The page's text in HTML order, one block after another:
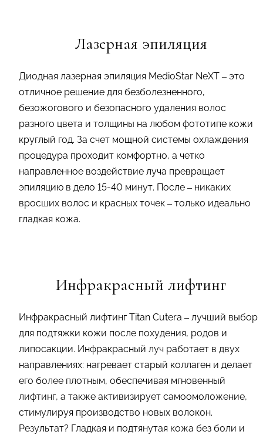
Лазерная эпиляция
Диодная лазерная эпиляция MedioStar NeXT – это
отличное решение для безболезненного,
безожогового и безопасного удаления волос
разного цвета и толщины на любом фототипе кожи
круглый год. За счет мощной системы охлаждения
процедура проходит комфортно, а четко
направленное воздействие луча превращает
эпиляцию в дело 15-40 минут. После – никаких
вросших волос и красных точек – только идеально
гладкая кожа.
Инфракрасный лифтинг
Инфракрасный лифтинг Titan Cutera – лучший выбор
для подтяжки кожи после похудения, родов и
липосакции. Инфракрасный луч работает в двух
направлениях: нагревает старый коллаген и делает
его более плотным, обеспечивая мгновенный
лифтинг, а также активизирует самоомоложение,
стимулируя производство новых волокон.
Результат? Гладкая и подтянутая кожа без боли и